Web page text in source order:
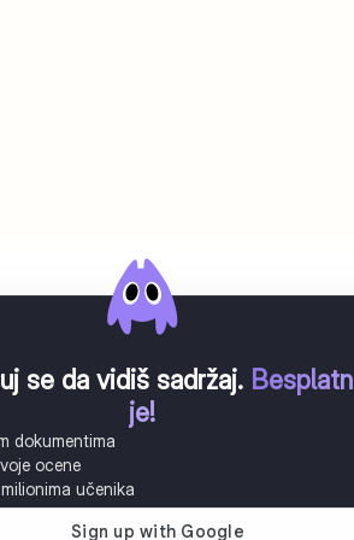
se da vidiš sadržaj.
je!
dokumentima
ocene
učenika